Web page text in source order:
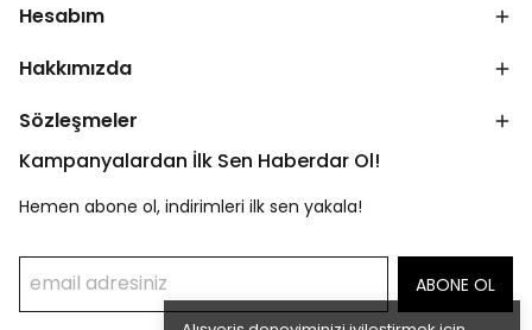
Hesabım
Hakkımızda
Sözleşmeler
Kampanyalardan İlk Sen Haberdar Ol!
Hemen abone ol, indirimleri ilk sen yakala!
ABONE OL